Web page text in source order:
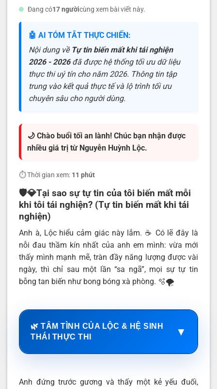
Đang có17 ngườicùng xem bài viết này.
🤖 AI TÓM TẮT THỰC CHIẾN:
Nội dung về Tự tin biến mất khi tái nghiện
2026 - 2026đã được hệ thống tối ưu dữ liệu
thực thi uý tín cho năm 2026. Thông tin tập
trung vào kết quả thực tế và lộ trình tối ưu
chuyên sâu cho người dùng.
🌙 Chào buổi tối an lành! Chúc bạn nhận được
nhiều giá trị từ Nguyễn Huỳnh Lộc.
⏱️ Thời gian xem: 11 phút
🛡️💎Tại sao sự tự tin của tôi biến mất mỗi
khi tôi tái nghiện? (Tự tin biến mất khi tái
nghiện)
Anh à, Lộc hiểu cảm giác này lắm. ☕️ Có lẽ đây là
nỗi đau thầm kín nhất của anh em mình: vừa mới
thấy mình mạnh mẽ, tràn đầy năng lượng được vài
ngày, thì chỉ sau một lần “sa ngã”, mọi sự tự tin
bỗng tan biến như bong bóng xà phòng. 🫧🌪️
🌿 TÂM TÌNH CỦA LỘC & HỆ SINH
THÁI THỰC THI
▼
Anh đứng trước gương và thấy một kẻ yếu đuối,